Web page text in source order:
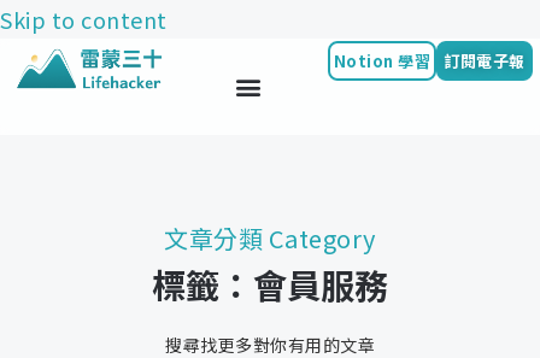
Skip to content
Notion 學習 訂閱電子報
文章分類 Category
標籤：會員服務
搜尋找更多對你有用的文章